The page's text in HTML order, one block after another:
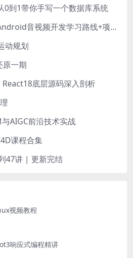
0到1带你手写一个数据库系统
享学课堂 企业级Android音视频开发学习路线+项目实战（附源码）
动规划
一期
底层源码深入剖析
AIGC前沿技术实战
课程合集
47讲 | 更新完结
视频教程
响应式编程精讲